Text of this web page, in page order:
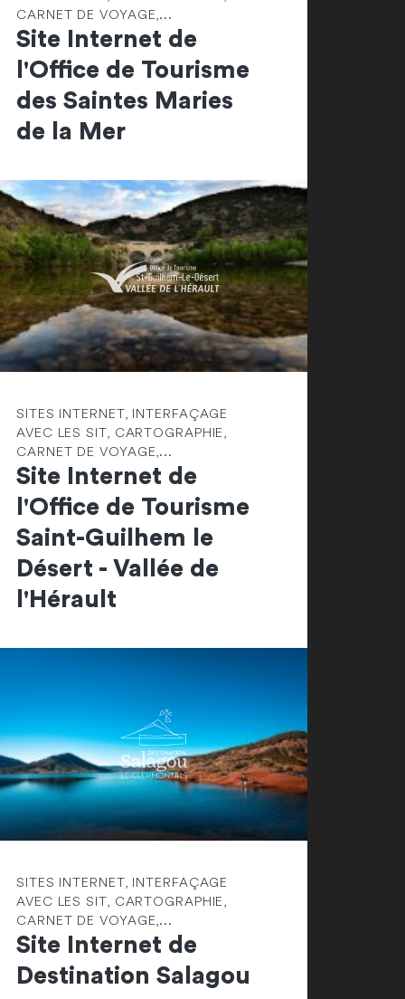
CARNET DE VOYAGE,...
Site Internet de
l'Office de Tourisme
des Saintes Maries
de la Mer
SITES INTERNET, INTERFAÇAGE
AVEC LES SIT, CARTOGRAPHIE,
CARNET DE VOYAGE,...
Site Internet de
l'Office de Tourisme
Saint-Guilhem le
Désert - Vallée de
l'Hérault
SITES INTERNET, INTERFAÇAGE
AVEC LES SIT, CARTOGRAPHIE,
CARNET DE VOYAGE,...
Site Internet de
Destination Salagou